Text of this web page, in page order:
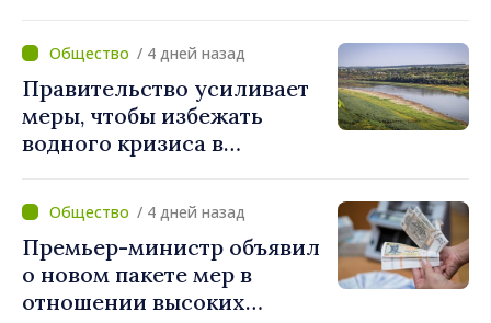
канализации
/ 4 дней назад
Правительство усиливает
меры, чтобы избежать
водного кризиса в
/ 4 дней назад
Премьер-министр объявил
о новом пакете мер в
отношении высоких